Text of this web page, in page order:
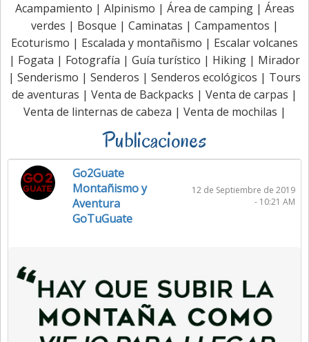
Acampamiento | Alpinismo | Área de camping | Áreas
verdes | Bosque | Caminatas | Campamentos |
Ecoturismo | Escalada y montañismo | Escalar volcanes
| Fogata | Fotografía | Guía turístico | Hiking | Mirador
| Senderismo | Senderos | Senderos ecológicos | Tours
de aventuras | Venta de Backpacks | Venta de carpas |
Venta de linternas de cabeza | Venta de mochilas |
Publicaciones
Go2Guate
Montañismo y
Aventura
GoTuGuate
12 de Septiembre de 2019
- 10:21 AM